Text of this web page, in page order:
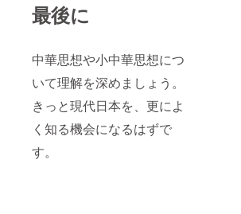
最後に
中華思想や小中華思想につ
いて理解を深めましょう。
きっと現代日本を、更によ
く知る機会になるはずで
す。